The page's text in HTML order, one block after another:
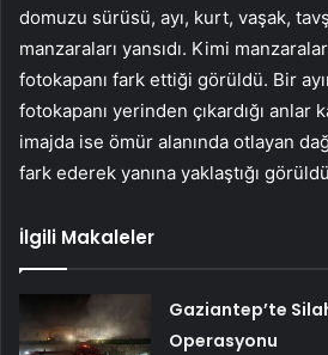
domuzu sürüsü, ayı, kurt, vaşak,
manzaraları yansıdı. Kimi
fotokapanı fark ettiği görüldü. Bir
fotokapanı yerinden çıkardığı anlar
imajda ise ömür alanında otlayan
fark ederek yanına yaklaştığı
İlgili Makaleler
Gaziantep’te
Operasyonu